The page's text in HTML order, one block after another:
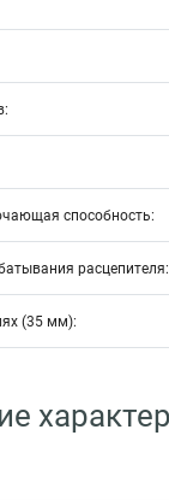
способность:
расцепителя:
(35 мм):